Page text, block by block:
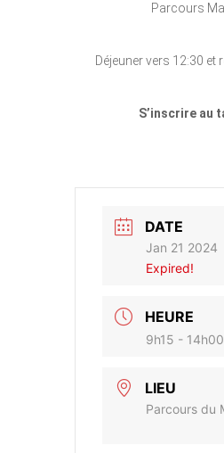
Parcours
Déjeuner vers 12:30 et
S’inscrire au
DATE
Jan 21 2024
Expired!
HEURE
9h15 - 14h00
LIEU
Parcours du